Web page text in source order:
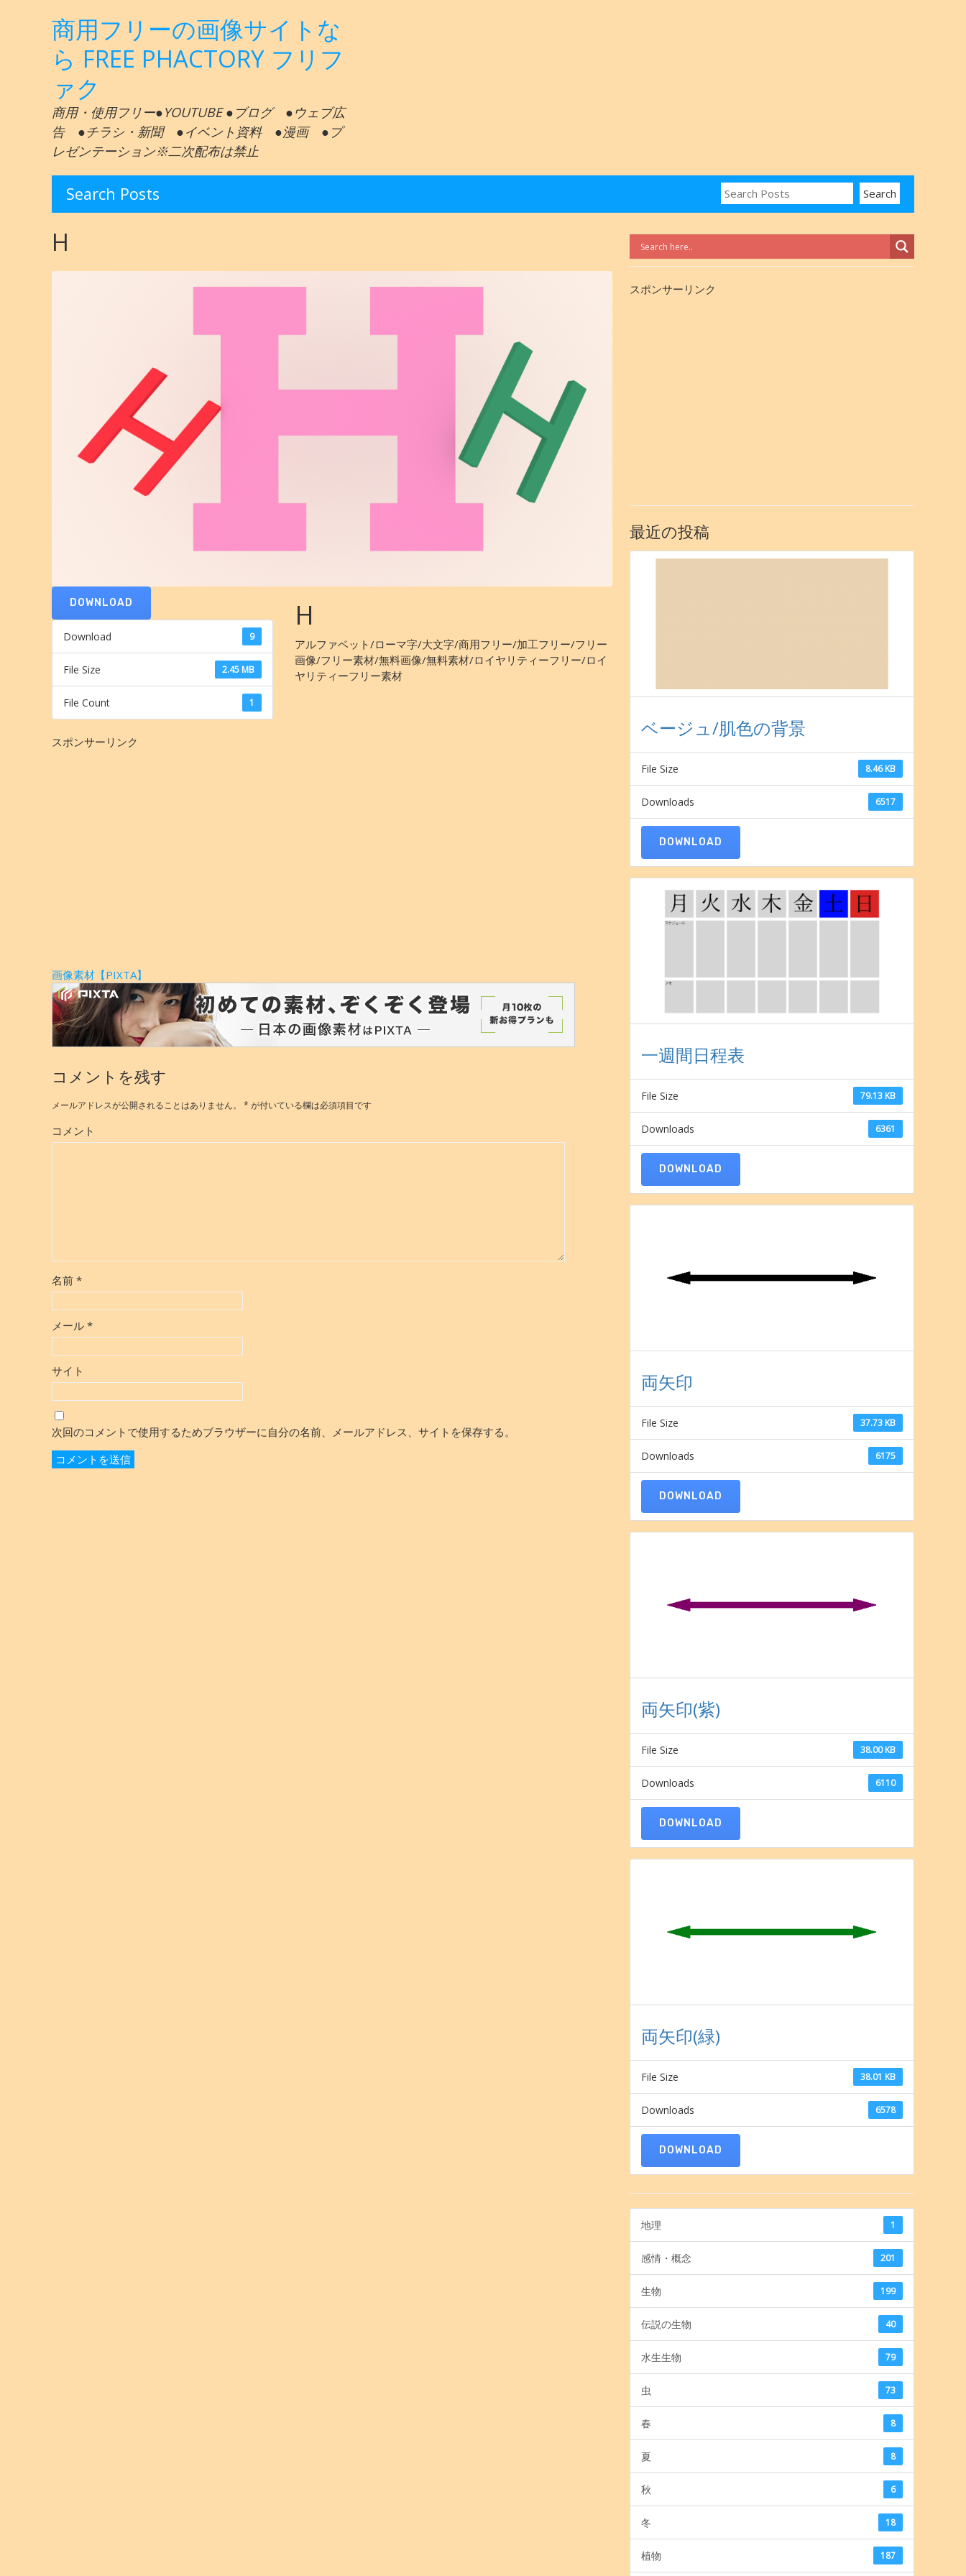
商用フリーの画像サイトな
ら FREE PHACTORY フリフ
ァク
商用・使用フリー●YOUTUBE ●ブログ ●ウェブ広
告 ●チラシ・新聞 ●イベント資料 ●漫画 ●プ
レゼンテーション※二次配布は禁止
Search Posts
H
DOWNLOAD
Download 9
File Size 2.45 MB
File Count 1
H
アルファベット/ローマ字/大文字/商用フリー/加工フリー/フリー
画像/フリー素材/無料画像/無料素材/ロイヤリティーフリー/ロイ
ヤリティーフリー素材
スポンサーリンク
画像素材【PIXTA】
コメントを残す
メールアドレスが公開されることはありません。 * が付いている欄は必須項目です
コメント
名前 *
メール *
サイト
次回のコメントで使用するためブラウザーに自分の名前、メールアドレス、サイトを保存する。
スポンサーリンク
最近の投稿
ベージュ/肌色の背景
File Size 8.46 KB
Downloads 6517
DOWNLOAD
一週間日程表
File Size 79.13 KB
Downloads 6361
DOWNLOAD
両矢印
File Size 37.73 KB
Downloads 6175
DOWNLOAD
両矢印(紫)
File Size 38.00 KB
Downloads 6110
DOWNLOAD
両矢印(緑)
File Size 38.01 KB
Downloads 6578
DOWNLOAD
地理 1
感情・概念 201
生物 199
伝説の生物 40
水生生物 79
虫 73
春 8
夏 8
秋 6
冬 18
植物 187